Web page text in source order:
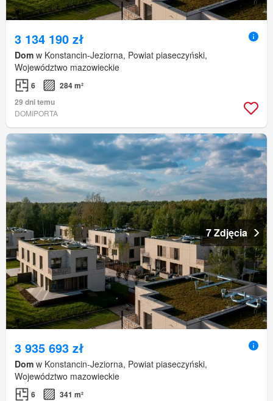
3 134 190 zł
Dom w Konstancin-Jeziorna, Powiat piaseczyński,
Województwo mazowieckie
6
284 m²
29 dni temu
DOMIPORTA
7 Zdjęcia
3 935 693 zł
Dom w Konstancin-Jeziorna, Powiat piaseczyński,
Województwo mazowieckie
6
341 m²